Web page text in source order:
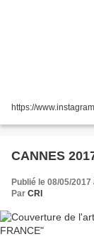
https://
CANNES
Publié le 08/05/2017
Par CRI